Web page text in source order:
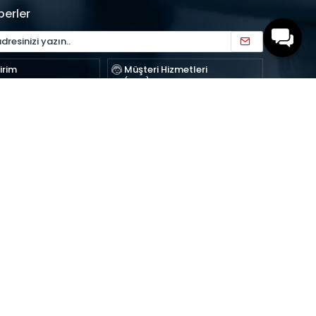
Müşteri Hizmetleri
(0312) 397 05 72